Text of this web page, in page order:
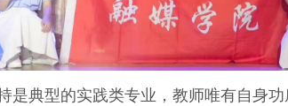
典型的实践类专业，教师唯有自身功